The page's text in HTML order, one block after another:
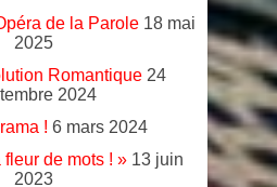
de la Parole 18 mai
2025
Romantique 24
2024
! 6 mars 2024
de mots ! » 13 juin
2023